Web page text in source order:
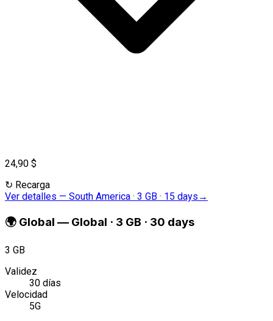
24,90 $
↻ Recarga
Ver detalles — South America · 3 GB · 15 days →
🌍 Global — Global · 3 GB · 30 days
3 GB
Validez
30 días
Velocidad
5G